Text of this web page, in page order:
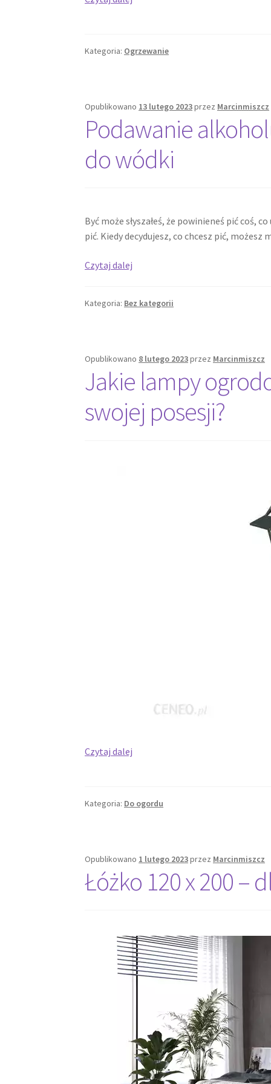
rozwiązanie
Kategoria: Ogrzewanie
Opublikowano 13 lutego 2023przez Marcinmiszcz
Podawanie
do wódki
Być może słyszałeś, że powinieneś pić coś,
pić. Kiedy decydujesz, co chcesz pić, możesz
Czytaj dalej
eleganckich
wódki
Kategoria: Bez kategorii
Opublikowano 8 lutego 2023przez Marcinmiszcz
Jakie lampy
swojej posesji?
Czytaj dalej
do
posesji?
Kategoria: Do ogordu
Opublikowano 1 lutego 2023przez Marcinmiszcz
Łóżko 120 x 200 –